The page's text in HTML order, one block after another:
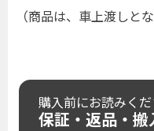
（商品は、車上渡しと
購入前にお読みく
保証・返品・搬